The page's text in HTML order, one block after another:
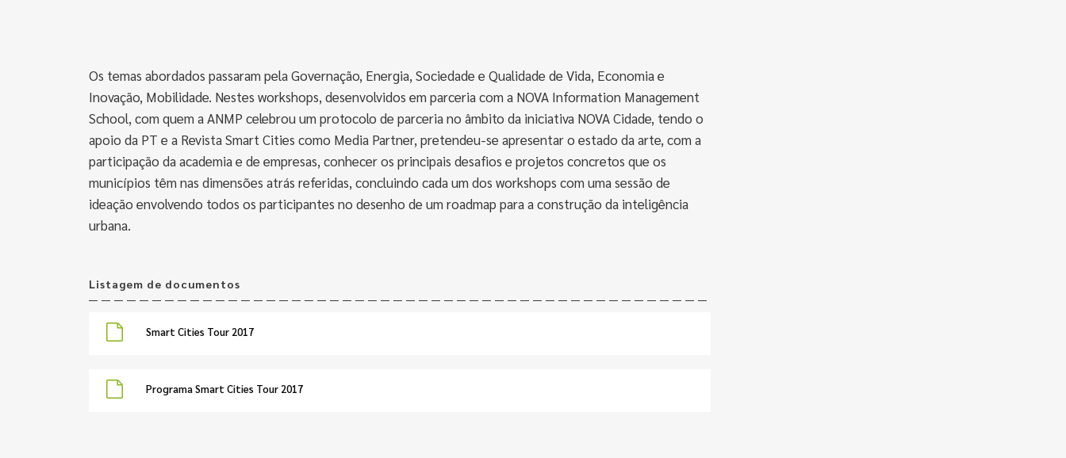
Os temas abordados passaram pela Governação, Energia, Sociedade e Qualidade de Vida, Economia e
Inovação, Mobilidade. Nestes workshops, desenvolvidos em parceria com a NOVA Information Management
School, com quem a ANMP celebrou um protocolo de parceria no âmbito da iniciativa NOVA Cidade, tendo o
apoio da PT e a Revista Smart Cities como Media Partner, pretendeu-se apresentar o estado da arte, com a
participação da academia e de empresas, conhecer os principais desafios e projetos concretos que os
municípios têm nas dimensões atrás referidas, concluindo cada um dos workshops com uma sessão de
ideação envolvendo todos os participantes no desenho de um roadmap para a construção da inteligência
urbana.
Listagem de documentos
Smart Cities Tour 2017
Programa Smart Cities Tour 2017